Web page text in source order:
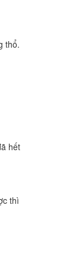
thổ.
hết
thì